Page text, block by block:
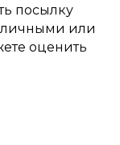
посылку
или
оценить